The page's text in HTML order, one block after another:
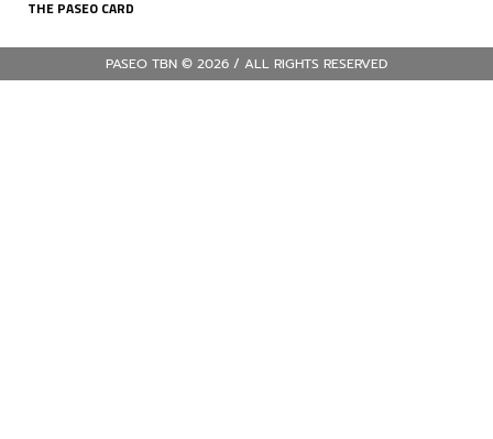
THE PASEO CARD
PASEO TBN © 2026 / ALL RIGHTS RESERVED